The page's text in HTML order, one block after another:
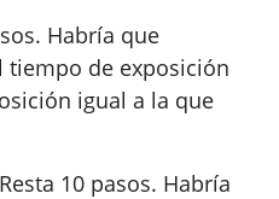
Habría que
tiempo de exposición
igual a la que
Resta 10 pasos. Habría